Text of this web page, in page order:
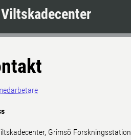
Viltskadecenter
Grimsö Forskningsstation